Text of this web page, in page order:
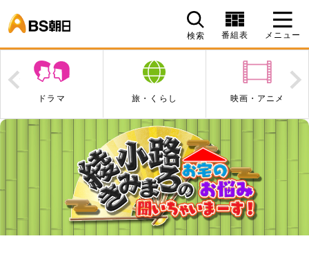
検索 番組表 メニュー
旅・くらし 映画・アニメ エンタメ・音楽
Prev